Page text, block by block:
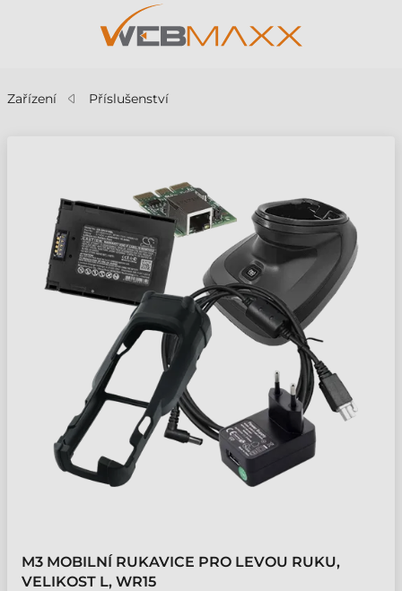
Zařízení Příslušenství
M3 MOBILNÍ RUKAVICE PRO LEVOU RUKU,
VELIKOST L, WR15